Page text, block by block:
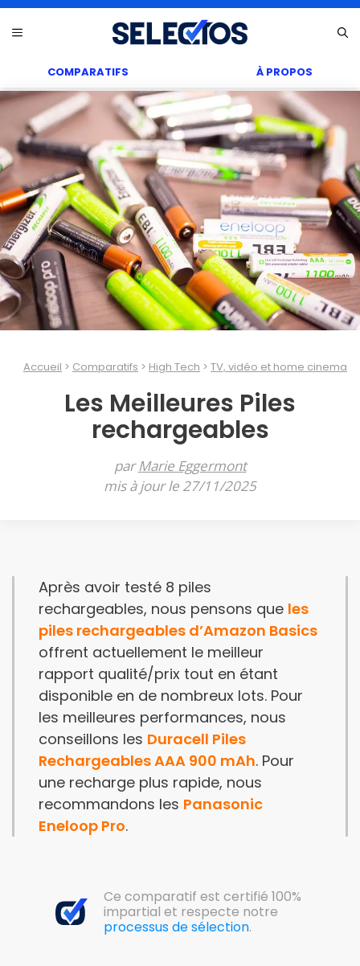
au Menu
COMPARATIFS À PROPOS
Accueil Comparatifs High Tech TV, vidéo et home cinema
Les Meilleures Piles
rechargeables
parMarie Eggermont
mis à jour le 27/11/2025
Après avoir testé 8 piles
rechargeables, nous pensons que les
piles rechargeables d’Amazon Basics
offrent actuellement le meilleur
rapport qualité/prix tout en étant
disponible en de nombreux lots. Pour
les meilleures performances, nous
conseillons les Duracell Piles
Rechargeables AAA 900 mAh. Pour
une recharge plus rapide, nous
recommandons les Panasonic
Eneloop Pro.
Ce comparatif est certifié 100%
impartial et respecte notre
processus de sélection.